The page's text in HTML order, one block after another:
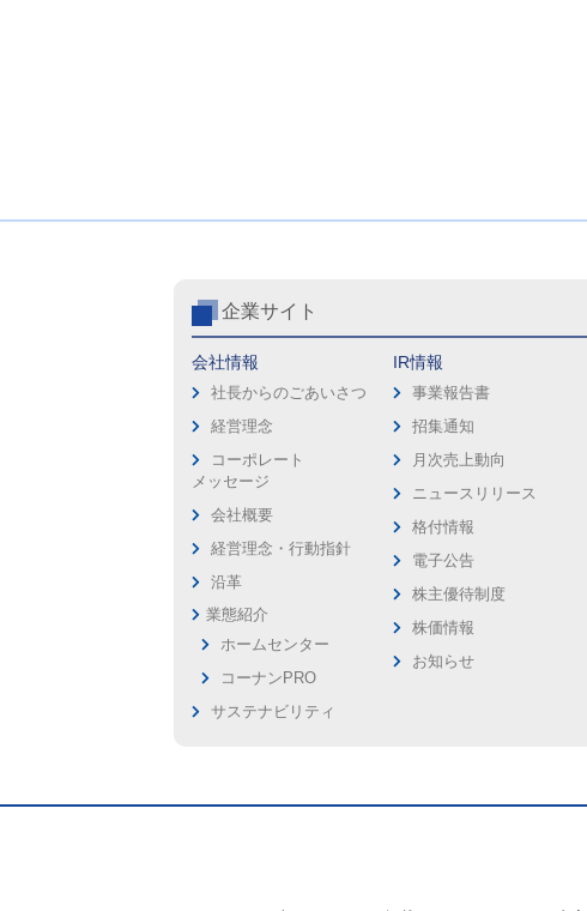
企業サイト
会社情報
社長からのごあいさつ
経営理念
コーポレート
メッセージ
会社概要
経営理念・行動指針
沿革
業態紹介
ホームセンター
コーナンPRO
サステナビリティ
IR情報
事業報告書
招集通知
月次売上動向
ニュースリリース
格付情報
電子公告
株主優待制度
株価情報
お知らせ